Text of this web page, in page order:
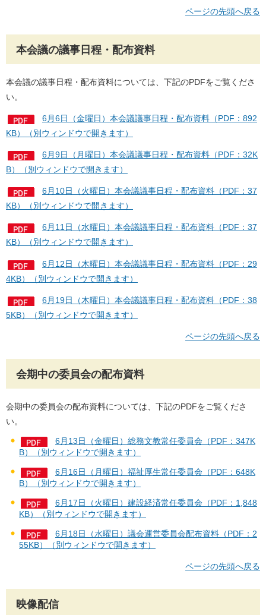
ページの先頭へ戻る
本会議の議事日程・配布資料
本会議の議事日程・配布資料については、下記のPDFをご覧くださ
い。
6月6日（金曜日）本会議議事日程・配布資料（PDF：892
KB）（別ウィンドウで開きます）
6月9日（月曜日）本会議議事日程・配布資料（PDF：32K
B）（別ウィンドウで開きます）
6月10日（火曜日）本会議議事日程・配布資料（PDF：37
KB）（別ウィンドウで開きます）
6月11日（水曜日）本会議議事日程・配布資料（PDF：37
KB）（別ウィンドウで開きます）
6月12日（木曜日）本会議議事日程・配布資料（PDF：29
4KB）（別ウィンドウで開きます）
6月19日（木曜日）本会議議事日程・配布資料（PDF：38
5KB）（別ウィンドウで開きます）
ページの先頭へ戻る
会期中の委員会の配布資料
会期中の委員会の配布資料については、下記のPDFをご覧くださ
い。
6月13日（金曜日）総務文教常任委員会（PDF：347K
B）（別ウィンドウで開きます）
6月16日（月曜日）福祉厚生常任委員会（PDF：648K
B）（別ウィンドウで開きます）
6月17日（火曜日）建設経済常任委員会（PDF：1,848
KB）（別ウィンドウで開きます）
6月18日（水曜日）議会運営委員会配布資料（PDF：2
55KB）（別ウィンドウで開きます）
ページの先頭へ戻る
映像配信